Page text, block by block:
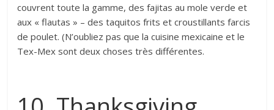
couvrent toute la gamme, des fajitas au mole verde et
aux « flautas » – des taquitos frits et croustillants farcis
de poulet. (N’oubliez pas que la cuisine mexicaine et le
Tex-Mex sont deux choses très différentes.